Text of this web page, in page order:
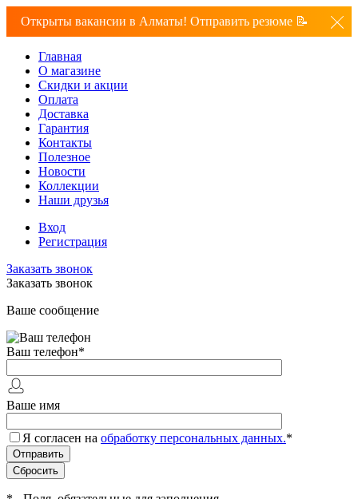
Открыты вакансии в Алматы! Отправить резюме 📝
Главная
О магазине
Скидки и акции
Оплата
Доставка
Гарантия
Контакты
Полезное
Новости
Коллекции
Наши друзья
Вход
Регистрация
Заказать звонок
Заказать звонок
Ваше сообщение
Ваш телефон*
Ваше имя
Я согласен на обработку персональных данных.*